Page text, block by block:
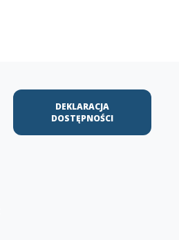
DEKLARACJA
DOSTĘPNOŚCI